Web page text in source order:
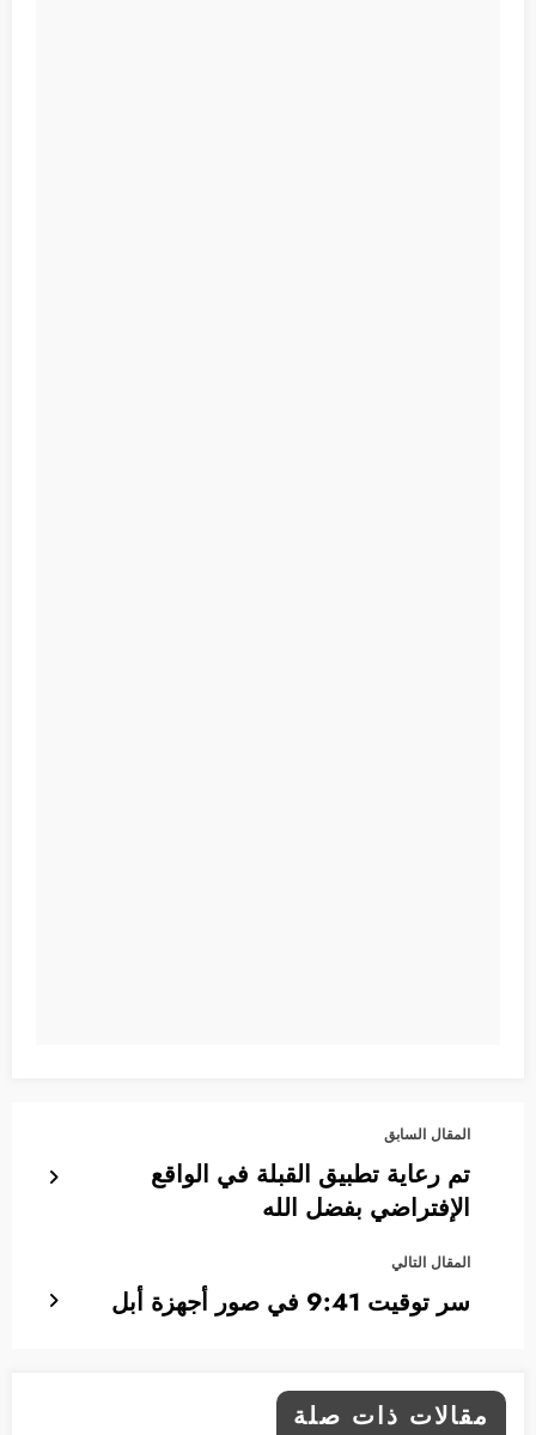
المقال السابق
تم رعاية تطبيق القبلة في الواقع
الإفتراضي بفضل الله
المقال التالي
سر توقيت 9:41 في صور أجهزة أبل
مقالات ذات صلة